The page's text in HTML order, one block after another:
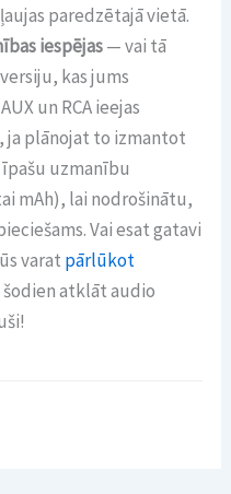
paredzētajā vietā.
iespējas— vai tā
kas jums
un RCA ieejas
ja plānojat to izmantot
uzmanību
mAh), lai nodrošinātu,
Vai esat gatavi
varat pārlūkot
šodien atklāt audio